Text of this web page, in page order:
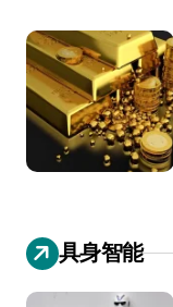
具身智能